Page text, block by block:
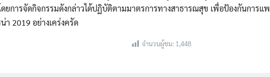
ดยการจัดกิจกรรมดังกล่าวได้ปฏิบัติตามมาตรการทางสาธารณสุข เพื่อป้องกันการแ
น่า 2019 อย่างเคร่งครัด
จำนวนผู้ชม: 1,448